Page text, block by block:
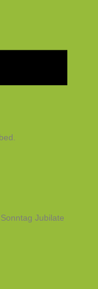
Jubilate